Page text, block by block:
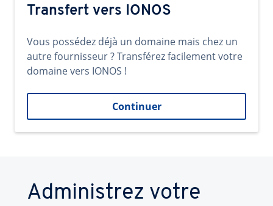
Transfert vers IONOS
Vous possédez déjà un domaine mais chez un
autre fournisseur ? Transférez facilement votre
domaine vers IONOS !
Continuer
Administrez votre